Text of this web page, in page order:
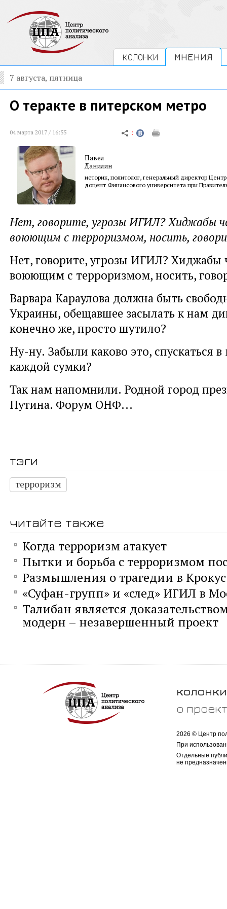
КОЛОНКИ МНЕНИЯ
7 августа, пятница
О теракте в питерском метро
04 марта 2017 / 16:55
Павел
Данилин
историк, политолог, генеральный директор
доцент Финансового университета при
Нет, говорите, угрозы ИГИЛ? Хиджабы
воюющим с терроризмом, носить,
Нет, говорите, угрозы ИГИЛ? Хиджабы
воюющим с терроризмом, носить,
Варвара Караулова должна быть
Украины, обещавшее засылать к нам
конечно же, просто шутило?
Ну-ну. Забыли каково это, спускаться в
каждой сумки?
Так нам напомнили. Родной город
Путина. Форум ОНФ...
тэги
терроризм
читайте также
Когда терроризм атакует
Пытки и борьба с терроризмом
Размышления о трагедии в
«Суфан-групп» и «след» ИГИЛ в
Талибан является
модерн – незавершенный проект
колонки
о
2026 © Центр
При
Отдельные
не